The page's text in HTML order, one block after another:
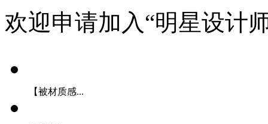
欢迎申请加入“明星设计
【被材质感...